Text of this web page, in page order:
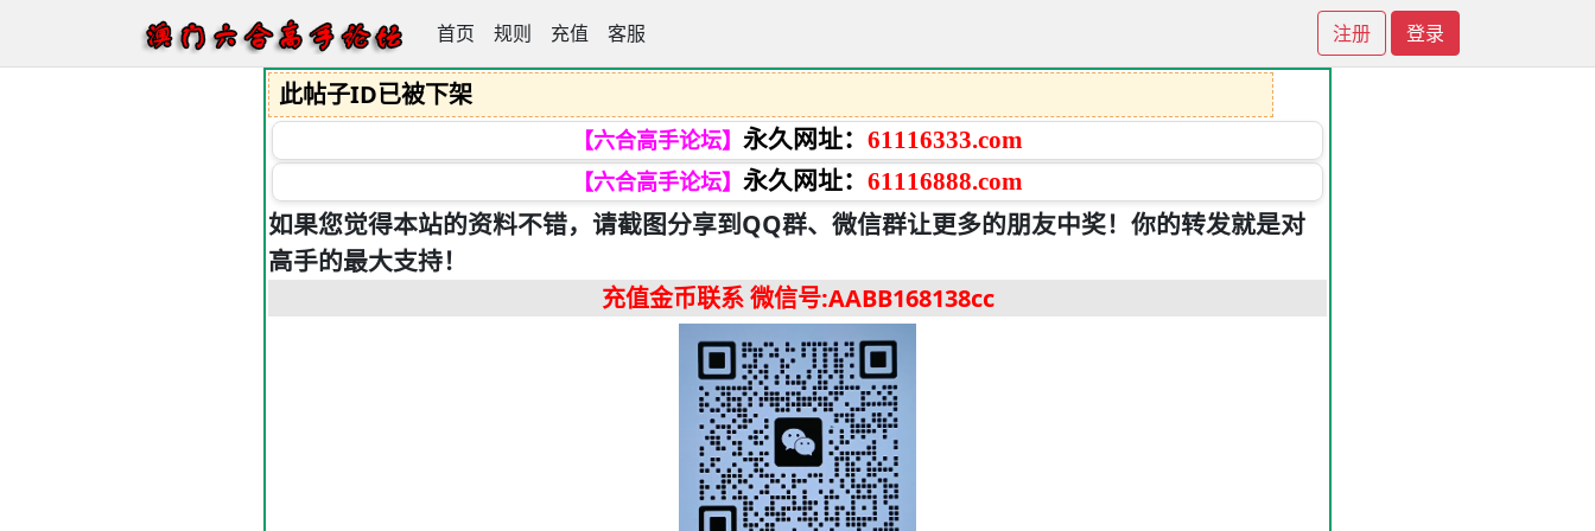
首页 规则 充值 客服 注册 登录
澳门六合高手论坛
此帖子ID已被下架
【六合高手论坛】 永久网址： 61116333.com
【六合高手论坛】 永久网址： 61116888.com
如果您觉得本站的资料不错，请截图分享到QQ群、微信群让更多的朋友中奖！你的转发就是对
高手的最大支持！
充值金币联系微信号:AABB168138cc